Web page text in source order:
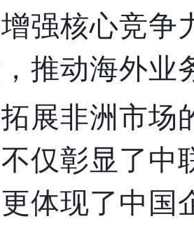
强核心竞争
推动海外业
展非洲市场
仅彰显了中
体现了中国